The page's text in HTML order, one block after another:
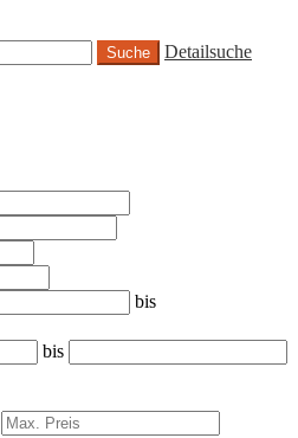
Detailsuche
bis
bis